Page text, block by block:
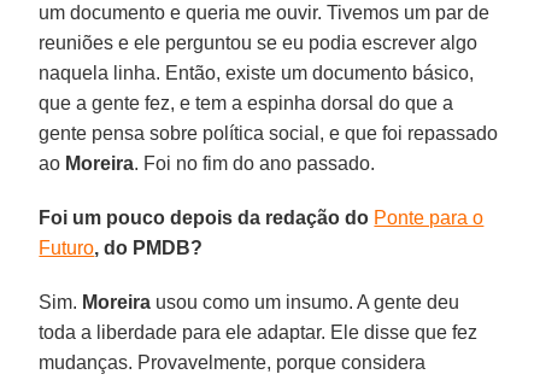
um documento e queria me ouvir. Tivemos um par de
reuniões e ele perguntou se eu podia escrever algo
naquela linha. Então, existe um documento básico,
que a gente fez, e tem a espinha dorsal do que a
gente pensa sobre política social, e que foi repassado
ao Moreira. Foi no fim do ano passado.
Foi um pouco depois da redação do Ponte para o
Futuro, do PMDB?
Sim. Moreira usou como um insumo. A gente deu
toda a liberdade para ele adaptar. Ele disse que fez
mudanças. Provavelmente, porque considera